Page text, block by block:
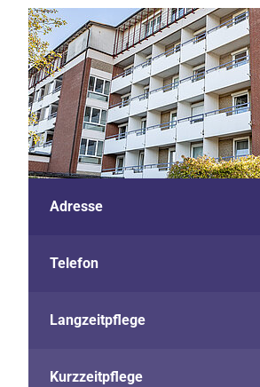
Adresse
Telefon
Langzeitpflege
Kurzzeitpflege